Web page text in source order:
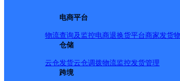
电商平台
物流查询及监控电商退换货平台商家发货
仓储
云仓发货云仓调拨物流监控发货管理
跨境
山西主城区公司五寨县师范路紫气东来寄
更多号码地址：山西省忻州市五寨县
山西宁武县公司